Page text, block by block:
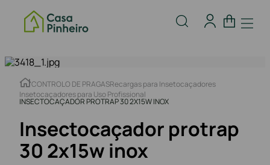
CONTROLO DE PRAGASRecargas para Insetocaçadores
Insetocaçadores para Uso Profissional
INSECTOCAÇADOR PROTRAP 30 2X15W INOX
Insectocaçador protrap
30 2x15w inox